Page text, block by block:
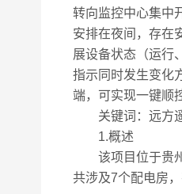
转向监控中心集中
安排在夜间，存在
展设备状态（运行
指示同时发生变化
端，可实现一键顺
关键词：远方遥
1.概述
该项目位于贵州
共涉及7个配电房